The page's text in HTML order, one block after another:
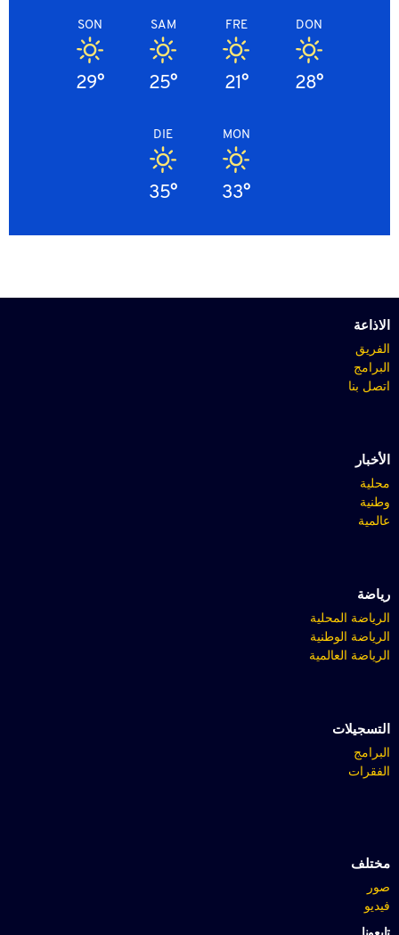
DON
28°
FRE
21°
SAM
25°
SON
29°
MON
33°
DIE
35°
الاذاعة
الفريق
البرامج
اتصل بنا
الأخبار
محلية
وطنية
عالمية
رياضة
الرياضة المحلية
الرياضة الوطنية
الرياضة العالمية
التسجيلات
البرامج
الفقرات
مختلف
صور
فيديو